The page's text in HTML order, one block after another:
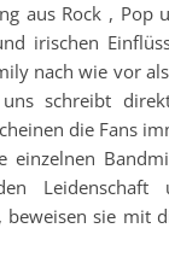
aus Rock , Pop
irischen
nach wie vor
uns schreibt
die Fans
einzelnen
beweisen sie mit